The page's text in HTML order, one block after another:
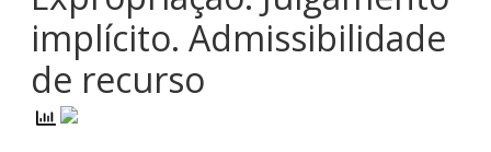
de
Coimbra
implícito. Admissibilidade
de recurso